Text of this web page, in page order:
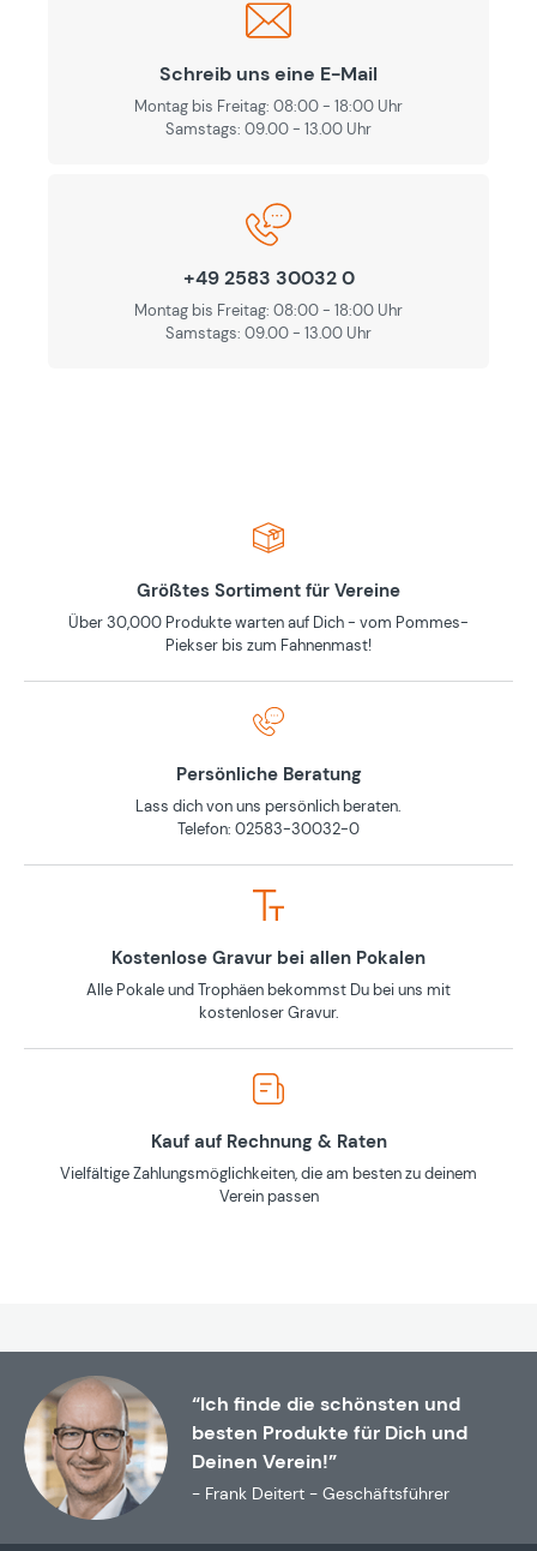
Schreib uns eine E-Mail
Montag bis Freitag: 08:00 - 18:00 Uhr
Samstags: 09.00 - 13.00 Uhr
+49 2583 30032 0
Montag bis Freitag: 08:00 - 18:00 Uhr
Samstags: 09.00 - 13.00 Uhr
Größtes Sortiment für Vereine
Über 30,000 Produkte warten auf Dich - vom Pommes-
Piekser bis zum Fahnenmast!
Persönliche Beratung
Lass dich von uns persönlich beraten.
Telefon: 02583-30032-0
Kostenlose Gravur bei allen Pokalen
Alle Pokale und Trophäen bekommst Du bei uns mit
kostenloser Gravur.
Kauf auf Rechnung & Raten
Vielfältige Zahlungsmöglichkeiten, die am besten zu deinem
Verein passen
“Ich finde die schönsten und
besten Produkte für Dich und
Deinen Verein!”
- Frank Deitert - Geschäftsführer